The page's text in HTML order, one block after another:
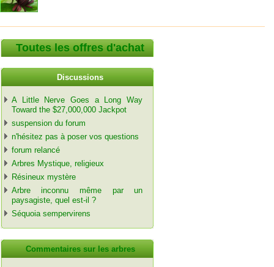
Toutes les offres d'achat
Discussions
A Little Nerve Goes a Long Way
Toward the $27,000,000 Jackpot
suspension du forum
n'hésitez pas à poser vos questions
forum relancé
Arbres Mystique, religieux
Résineux mystère
Arbre inconnu même par un
paysagiste, quel est-il ?
Séquoia sempervirens
Commentaires sur les arbres